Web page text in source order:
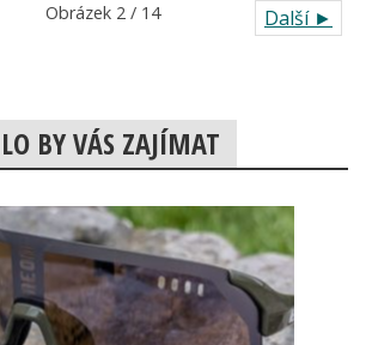
Další ►
Obrázek 2 / 14
BY VÁS ZAJÍMAT